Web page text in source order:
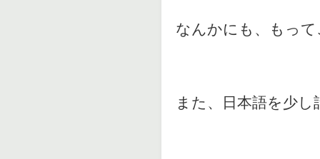
なんかにも、もっ
また、日本語を少